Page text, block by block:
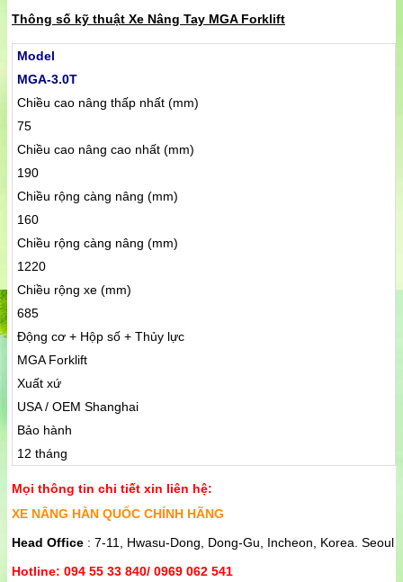
Thông số kỹ thuật Xe Nâng Tay MGA Forklift
Model
MGA-3.0T
Chiều cao nâng thấp nhất (mm)
75
Chiều cao nâng cao nhất (mm)
190
Chiều rộng càng nâng (mm)
160
Chiều rộng càng nâng (mm)
1220
Chiều rộng xe (mm)
685
Động cơ + Hộp số + Thủy lực
MGA Forklift
Xuất xứ
USA / OEM Shanghai
Bảo hành
12 tháng
Mọi thông tin chi tiết xin liên hệ:
XE NÂNG HÀN QUỐC CHÍNH HÃNG
Head Office : 7-11, Hwasu-Dong, Dong-Gu, Incheon, Korea. Seoul
Hotline: 094 55 33 840/ 0969 062 541